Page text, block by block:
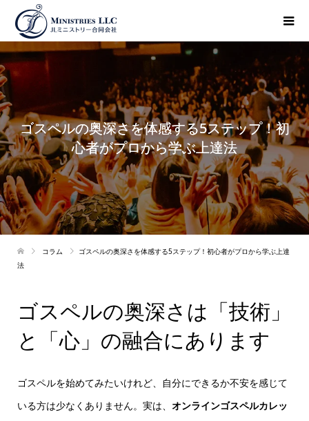
ゴスペルの奥深さを体感する5ステップ！初
心者がプロから学ぶ上達法
コラム
ゴスペルの奥深さを体感する5ステップ！初心者がプロから学ぶ上達
法
ゴスペルの奥深さは「技術」
と「心」の融合にあります
ゴスペルを始めてみたいけれど、自分にできるか不安を感じて
いる方は少なくありません。実は、 オンラインゴスペルカレッ